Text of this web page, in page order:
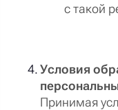
с такой
Условия
Принимая